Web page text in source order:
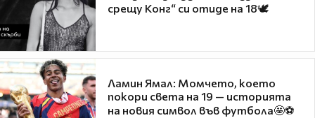
срещу Конг“ си отиде на 18🕊️
Ламин Ямал: Момчето, което
покори света на 19 — историята
на новия символ във футбола🤩⚽